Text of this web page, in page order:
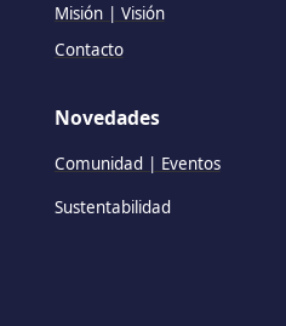
Misión | Visión
Contacto
Novedades
Comunidad | Eventos
Sustentabilidad